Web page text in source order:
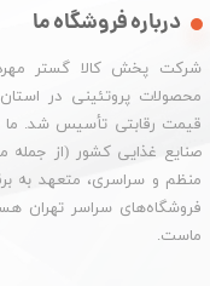
درباره فروشگاه ما
شرکت پخش کالا گستر
محصولات پروتئینی در
قیمت رقابتی تأسیس شد. ما
صنایع غذایی کشور (از
منظم و سراسری، متعهد به
فروشگاه‌های سراسر تهران
ماست.